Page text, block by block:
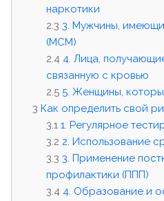
наркотики
3. Мужчины,
(МСМ)
4. Лица,
связанную с кровью
5. Женщины,
Как определить свой
1. Регулярное
2. Использование
3. Применение
профилактики (ППП)
4. Образование и